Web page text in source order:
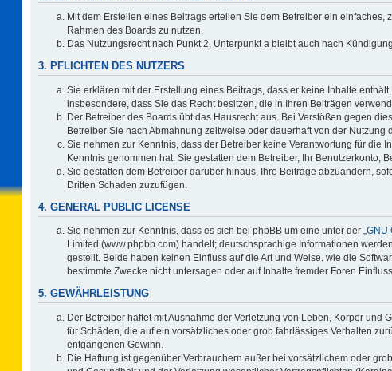
Mit dem Erstellen eines Beitrags erteilen Sie dem Betreiber ein
Rahmen des Boards zu nutzen.
Das Nutzungsrecht nach Punkt 2, Unterpunkt a bleibt auch nach
3. PFLICHTEN DES NUTZERS
Sie erklären mit der Erstellung eines Beitrags, dass er keine Inhalte
insbesondere, dass Sie das Recht besitzen, die in Ihren Beiträgen
Der Betreiber des Boards übt das Hausrecht aus. Bei Verstößen gegen
Betreiber Sie nach Abmahnung zeitweise oder dauerhaft von der
Sie nehmen zur Kenntnis, dass der Betreiber keine Verantwortung für die
Kenntnis genommen hat. Sie gestatten dem Betreiber, Ihr Benutzerkonto,
Sie gestatten dem Betreiber darüber hinaus, Ihre Beiträge abzuändern,
Dritten Schaden zuzufügen.
4. GENERAL PUBLIC LICENSE
Sie nehmen zur Kenntnis, dass es sich bei phpBB um eine unter der „GNU
Limited (www.phpbb.com) handelt; deutschsprachige Informationen
gestellt. Beide haben keinen Einfluss auf die Art und Weise, wie die
bestimmte Zwecke nicht untersagen oder auf Inhalte fremder Foren
5. GEWÄHRLEISTUNG
Der Betreiber haftet mit Ausnahme der Verletzung von Leben, Körper
für Schäden, die auf ein vorsätzliches oder grob fahrlässiges Verhalten
entgangenen Gewinn.
Die Haftung ist gegenüber Verbrauchern außer bei vorsätzlichem oder